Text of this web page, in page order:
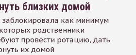
близких домой
заблокировала как минимум
родственники
провести ротацию, дать
их домой